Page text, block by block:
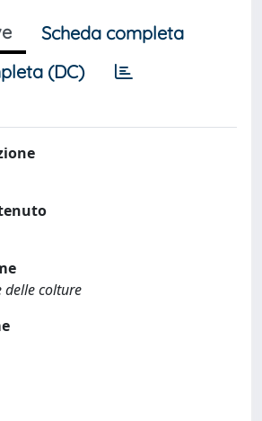
Scheda completa
(DC)
delle colture